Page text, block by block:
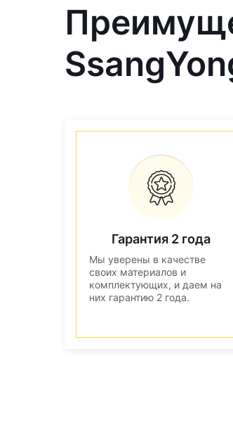
Гарантия 2 года
Мы уверены в качестве
своих материалов и
комплектующих, и даем на
них гарантию 2 года.